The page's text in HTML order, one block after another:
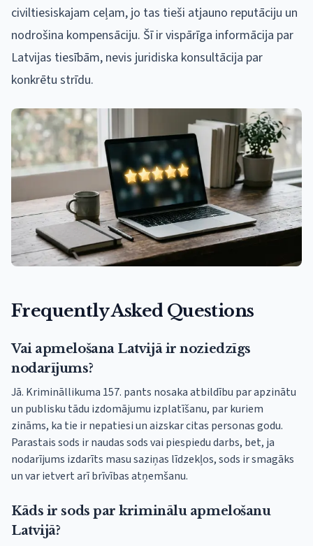
civiltiesiskajam ceļam, jo tas tieši atjauno reputāciju un
nodrošina kompensāciju. Šī ir vispārīga informācija par
Latvijas tiesībām, nevis juridiska konsultācija par
konkrētu strīdu.
Frequently Asked Questions
Vai apmelošana Latvijā ir noziedzīgs
nodarījums?
Jā. Krimināllikuma 157. pants nosaka atbildību par apzinātu
un publisku tādu izdomājumu izplatīšanu, par kuriem
zināms, ka tie ir nepatiesi un aizskar citas personas godu.
Parastais sods ir naudas sods vai piespiedu darbs, bet, ja
nodarījums izdarīts masu saziņas līdzekļos, sods ir smagāks
un var ietvert arī brīvības atņemšanu.
Kāds ir sods par kriminālu apmelošanu
Latvijā?